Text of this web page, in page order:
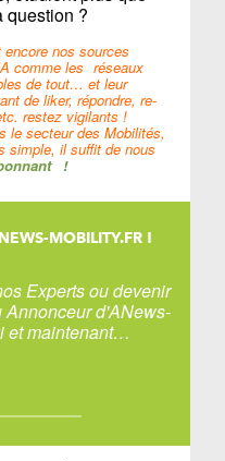
question ?
nos sources
comme les réseaux
de tout… et leur
de liker, répondre, re-
restez vigilants !
le secteur des Mobilités,
simple, il suffit de nous
!
MOBILITY.FR !
Experts ou devenir
Annonceur d'ANews-
et maintenant…